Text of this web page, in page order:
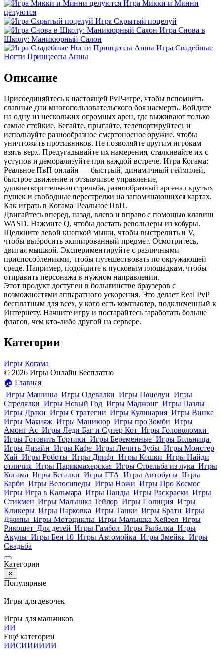
Игра Микки и Минни
целуются
Игра Скрытый поцелуй
Игра Снова в
Школу: Маникюрный Салон
Игра Свадебные
Ногти Принцессы Анны
Описание
Присоединяйтесь к настоящей PvP-игре, чтобы вспомнить
славные дни многопользовательского боя насмерть. Войдите
на одну из нескольких огромных арен, где выживают только
самые стойкие. Бегайте, прыгайте, телепортируйтесь и
используйте разнообразное смертоносное оружие, чтобы
уничтожить противников. Не позволяйте другим игрокам
взять верх. Предугадывайте их намерения, сталкивайте их с
уступов и деморализуйте при каждой встрече. Игра Когама:
Реальное ПвП онлайн — быстрый, динамичный геймплей,
быстрое движение и отзывчивое управление,
удовлетворительная стрельба, разнообразный арсенал крутых
пушек и свободные перестрелки на запоминающихся картах.
Как играть в Когама: Реальное ПвП.
Двигайтесь вперед, назад, влево и вправо с помощью клавиш
WASD. Нажмите Q, чтобы достать револьверы из кобуры.
Щелкните левой кнопкой мыши, чтобы выстрелить и V,
чтобы выбросить экипированный предмет. Осмотритесь,
двигая мышкой. Экспериментируйте с различными
приспособлениями, чтобы путешествовать по окружающей
среде. Например, подойдите к пусковым площадкам, чтобы
отправить персонажа в нужном направлении.
Этот продукт доступен в большинстве браузеров с
возможностями аппаратного ускорения. Это делает Real PvP
бесплатным для всех, у кого есть компьютер, подключенный к
Интернету. Начните игру и постарайтесь заработать больше
флагов, чем кто-либо другой на сервере.
Категории
Игры Когама
© 2026 Игры Онлайн Бесплатно
🏠 Главная
Игры Машины Игры Одевалки Игры Поцелуи Игры
Стрелялки Игры Новый Год Игры Маджонг Игры Пазлы
Игры Драки Игры Стратегии Игры Кулинария Игры Винкс
Игры Макияж Игры Маникюр Игры про Зомби Игры
Амонг Ас Игры Леди Баг и Супер Кот Игры Головоломки
Игры Готовить Тортики Игры Беременные Игры Больница
Игры Дизайн Игры Кафе Игры Лечить Зубы Игры Монстер
Хай Игры Роботы Игры Дрифт Игры Кошки Игры Найди
отличия Игры Парикмахерская Игры Стрельба из лука Игры
Когама Игры Бегалки Игры ГТА Игры Автобусы Игры
Барби Игры Велосипеды Игры Ножи Игры Про Космос
Игры Игра в Кальмара Игры Панды Игры Раскраски Игры
Стикмен Игры Малышка Тейлор Игры Полиция Игры
Кликеры Игры Парковка Игры Танки Игры Братц Игры
Джипы Игры Мотоциклы Игры Малышка Хейзел Игры
Рикошет Для детей Игры Гамбол Игры Рыбалка Игры
Акулы Игры Бен 10 Игры Автомойка Игры Змейка Игры
Свадьба
Категории
✕
Популярные
Игры для девочек
Игры для мальчиков
ИИ
Ещё категории
ИИСИИИИИИ